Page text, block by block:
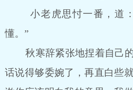
小老虎思忖一番，道：
懂。”
秋寒辞紧张地捏着自己的
话说得够委婉了，再直白些